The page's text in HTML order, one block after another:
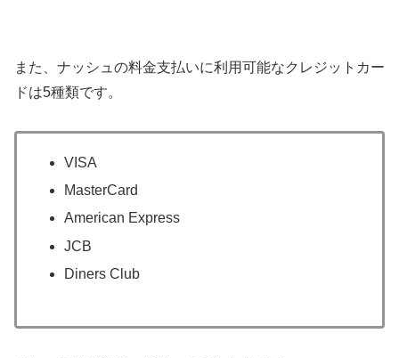
また、ナッシュの料金支払いに利用可能なクレジットカー
ドは5種類です。
VISA
MasterCard
American Express
JCB
Diners Club